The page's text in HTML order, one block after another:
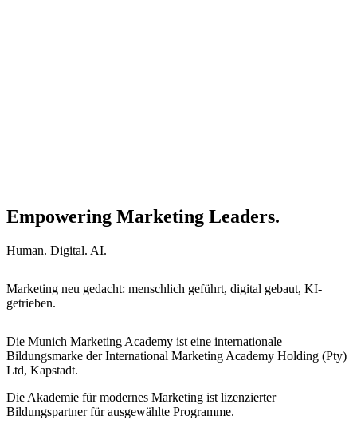
Empowering Marketing Leaders.
Human. Digital. AI.
Marketing neu gedacht: menschlich geführt, digital gebaut, KI-
getrieben.
Die Munich Marketing Academy ist eine internationale
Bildungsmarke der International Marketing Academy Holding (Pty)
Ltd, Kapstadt.
Die Akademie für modernes Marketing ist lizenzierter
Bildungspartner für ausgewählte Programme.